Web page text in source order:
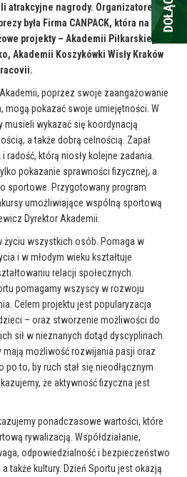
atrakcyjne nagrody. Organizatorem
była Firma CANPACK, która na co
projekty – Akademii Piłkarskiej
Akademii Koszykówki Wisły Kraków
poprzez swoje zaangażowanie
mogą pokazać swoje umiejętności. W
musieli wykazać się koordynacją
a także dobrą celnością. Zapał
radość, którą niosły kolejne zadania.
pokazanie sprawności fizycznej, a
sportowe. Przygotowany program
umożliwiające wspólną sportową
Dyrektor Akademii.
życiu wszystkich osób. Pomaga w
i w młodym wieku kształtuje
relacji społecznych.
pomagamy wszyscy w rozwoju
Celem projektu jest popularyzacja
– oraz stworzenie możliwości do
sił w nieznanych dotąd dyscyplinach.
mają możliwość rozwijania pasji oraz
to, by ruch stał się nieodłącznym
że aktywność fizyczna jest
ponadczasowe wartości, które
rywalizacją. Współdziałanie,
odpowiedzialność i bezpieczeństwo
także kultury. Dzień Sportu jest okazją